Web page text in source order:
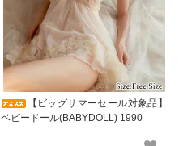
【ビッグサマーセール対象品】
ベビードール(BABYDOLL) 1990